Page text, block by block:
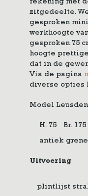
rekening met
zitgedeelte.
gesproken
werkhoogte
gesproken 75
hoogte
dat in de
Via de pagina
diverse opties
Model Leusden
H. 75 Br. 175
antiek
Uitvoering
plintlijst